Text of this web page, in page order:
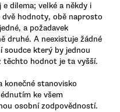
dilema; velké a někdy i
hodnoty, obě naprosto
a požadavek
druhé. A neexistuje žádné
který by jednou
hodnot je ta vyšší.
konečné stanovisko
ke všem
osobní zodpovědností.